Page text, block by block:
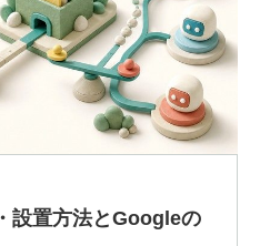
設置方法とGoogleの